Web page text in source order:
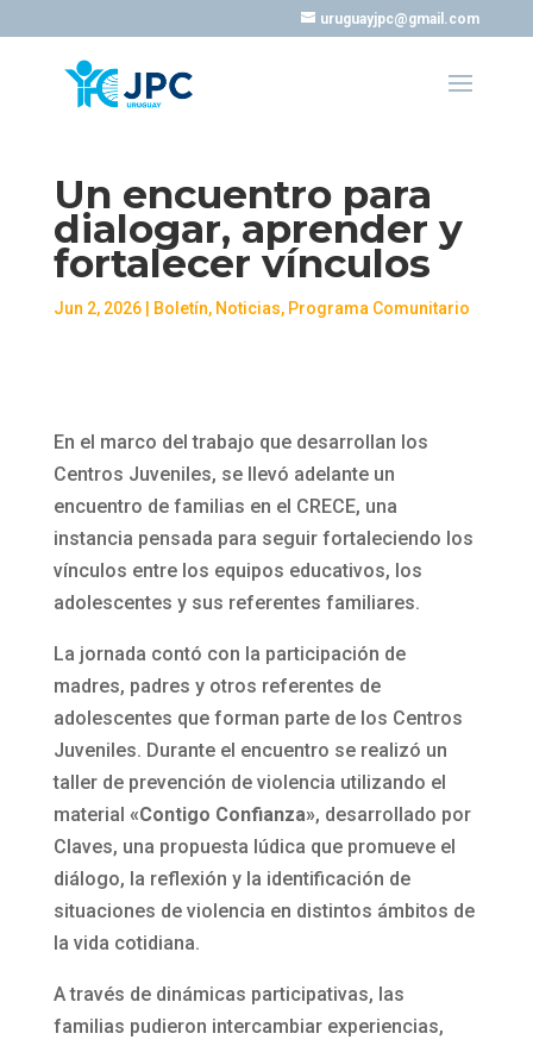
uruguayjpc@gmail.com
Un encuentro para
dialogar, aprender y
fortalecer vínculos
Jun 2, 2026| Boletín, Noticias, Programa Comunitario
En el marco del trabajo que desarrollan los
Centros Juveniles, se llevó adelante un
encuentro de familias en el CRECE, una
instancia pensada para seguir fortaleciendo los
vínculos entre los equipos educativos, los
adolescentes y sus referentes familiares.
La jornada contó con la participación de
madres, padres y otros referentes de
adolescentes que forman parte de los Centros
Juveniles. Durante el encuentro se realizó un
taller de prevención de violencia utilizando el
material «Contigo Confianza», desarrollado por
Claves, una propuesta lúdica que promueve el
diálogo, la reflexión y la identificación de
situaciones de violencia en distintos ámbitos de
la vida cotidiana.
A través de dinámicas participativas, las
familias pudieron intercambiar experiencias,